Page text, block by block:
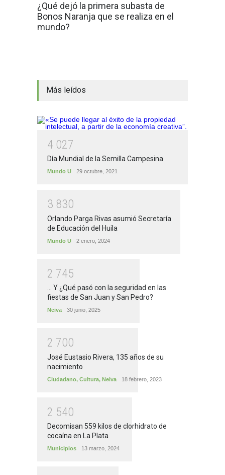
¿Qué dejó la primera subasta de
Bonos Naranja que se realiza en el
mundo?
Más leídos
4 027
Día Mundial de la Semilla Campesina
Mundo U 29 octubre, 2021
3 830
Orlando Parga Rivas asumió Secretaría
de Educación del Huila
Mundo U 2 enero, 2024
2 745
... Y ¿Qué pasó con la seguridad en las
fiestas de San Juan y San Pedro?
Neiva 30 junio, 2025
2 700
José Eustasio Rivera, 135 años de su
nacimiento
Ciudadano, Cultura, Neiva 18 febrero, 2023
2 540
Decomisan 559 kilos de clorhidrato de
cocaína en La Plata
Municipios 13 marzo, 2024